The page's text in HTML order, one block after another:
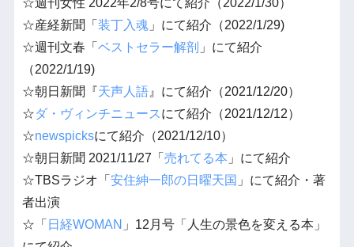
☆週刊女性 2022年2/8号にて紹介（2022/1/30）
☆産経新聞「 装丁入魂」にて紹介（2022/1/29)
☆週刊 文春 「 ベストセラー解剖 」にて紹介
（2022/1/19)
☆朝日新聞『天声人語』にて紹介（2021/12/20）
☆ダ・ヴィンチニュース にて紹介（2021/12/12）
☆newspicksにて紹介（2021/12/10）
☆朝日新聞 2021/11/27「 売れてる本 」にて紹介
☆TBSラジオ「 安住紳一郎の日曜天国 」にて紹介・著
者出演
☆「 日経WOMAN 」12月号「人生の景色を変える本」